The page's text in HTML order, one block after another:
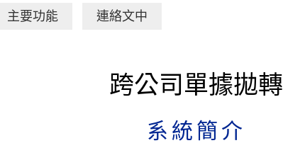
主要功能 連絡文中
跨公司單據拋轉
系統簡介